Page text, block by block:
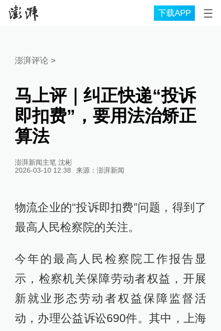
下载APP
澎湃评论 >
马上评｜纠正快递“投诉
即扣费”，要用法治矫正
算法
澎湃新闻主笔 沈彬
2026-03-10 12:38
来源： 澎湃新闻
物流企业的“投诉即扣费”问题，得到了
最高人民检察院的关注。
今年的最高人民检察院工作报告显
示，检察机关保障劳动者权益，开展
新就业形态劳动者权益保障监督活
动，办理公益诉讼690件。其中，上海